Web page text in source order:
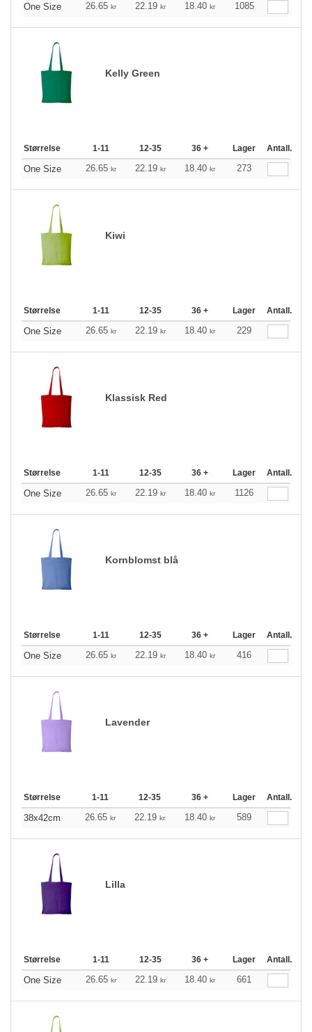
One Size 26.65 kr 22.19 kr 18.40 kr 1085
Kelly Green
Størrelse 1-11 12-35 36 + Lager Antall.
One Size 26.65 kr 22.19 kr 18.40 kr 273
Kiwi
Størrelse 1-11 12-35 36 + Lager Antall.
One Size 26.65 kr 22.19 kr 18.40 kr 229
Klassisk Red
Størrelse 1-11 12-35 36 + Lager Antall.
One Size 26.65 kr 22.19 kr 18.40 kr 1126
Kornblomst blå
Størrelse 1-11 12-35 36 + Lager Antall.
One Size 26.65 kr 22.19 kr 18.40 kr 416
Lavender
Størrelse 1-11 12-35 36 + Lager Antall.
38x42cm 26.65 kr 22.19 kr 18.40 kr 589
Lilla
Størrelse 1-11 12-35 36 + Lager Antall.
One Size 26.65 kr 22.19 kr 18.40 kr 661